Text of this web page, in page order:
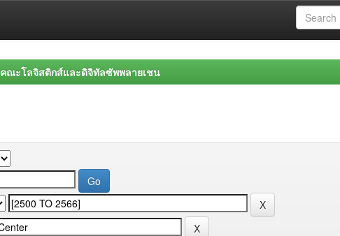
คณะโลจิสติกส์และดิจิทัลซัพพลายเชน